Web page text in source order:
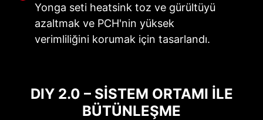
Yonga seti heatsink toz ve gürültüyü
azaltmak ve PCH'nin yüksek
verimliliğini korumak için tasarlandı.
DIY 2.0 – SİSTEM ORTAMI İLE
BÜTÜNLEŞME
OPTİMİZE EDİLMİŞ PCB
ÇÖZÜMÜ
YENİDEN BAŞLATMA GARANTİLİ
anakartlar sisteminizi yeniden başarılı bir
şekilde başlatmak için birden fazla seçenek